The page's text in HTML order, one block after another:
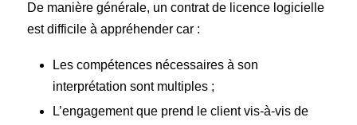
De manière générale, un contrat de licence logicielle
est difficile à appréhender car :
Les compétences nécessaires à son
interprétation sont multiples ;
L’engagement que prend le client vis-à-vis de